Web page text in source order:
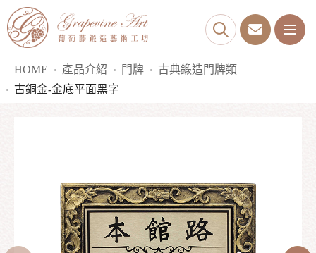
HOME 產品介紹 門牌
古典鍛造門牌類
古銅金-金底平面黑字